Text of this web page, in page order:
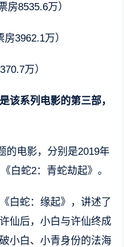
房8535.6万）
3962.1万）
万）
该系列电影的第三部，
的电影，分别是2019年
白蛇2：青蛇劫起》。
白蛇：缘起》，讲述了
仙后，小白与许仙终成
小白、小青身份的法海